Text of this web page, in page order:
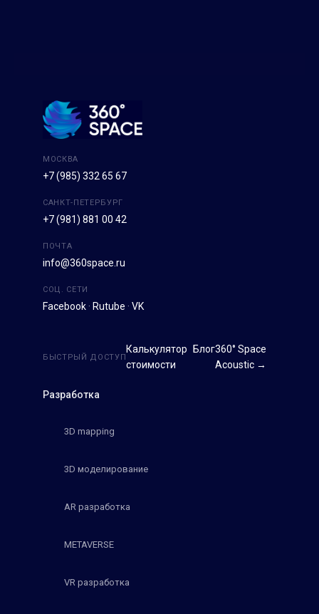
МОСКВА
+7 (985) 332 65 67
САНКТ-ПЕТЕРБУРГ
+7 (981) 881 00 42
ПОЧТА
info@360space.ru
СОЦ. СЕТИ
Facebook · Rutube · VK
Разработка
3D mapping
3D моделирование
AR разработка
METAVERSE
VR разработка
БЫСТРЫЙ ДОСТУП
Калькулятор
стоимости
Блог360° Space
Acoustic →